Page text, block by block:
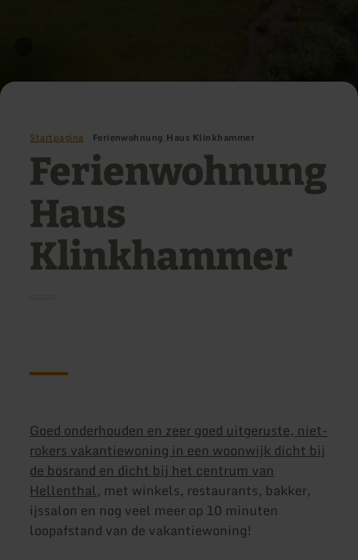
Startpagina Ferienwohnung Haus Klinkhammer
Ferienwohnung
Haus
Klinkhammer
Goed onderhouden en zeer goed uitgeruste, niet-
rokers vakantiewoning in een woonwijk dicht bij
de bosrand en dicht bij het centrum van
Hellenthal, met winkels, restaurants, bakker,
ijssalon en nog veel meer op 10 minuten
loopafstand van de vakantiewoning!